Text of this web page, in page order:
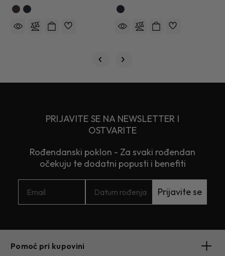
PRIJAVITE SE NA NEWSLETTER I
OSTVARITE
Rođendanski poklon - Za svaki rođendan
očekuju te dodatni popusti i benefiti
Prijavite se
Pomoć pri kupovini